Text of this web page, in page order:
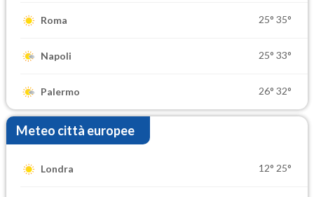
Roma 25° 35°
Napoli 25° 33°
Palermo 26° 32°
Meteo città europee
Londra 12° 25°